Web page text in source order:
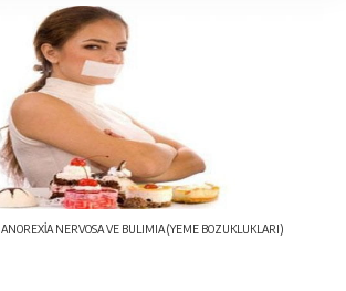
ANOREXİA NERVOSA VE BULIMIA (YEME BOZUKLUKLARI)